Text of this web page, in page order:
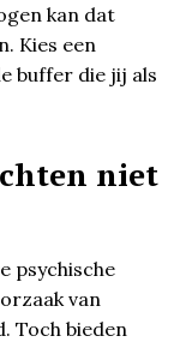
kan dat
Kies een
buffer die jij als
niet
psychische
van
Toch bieden